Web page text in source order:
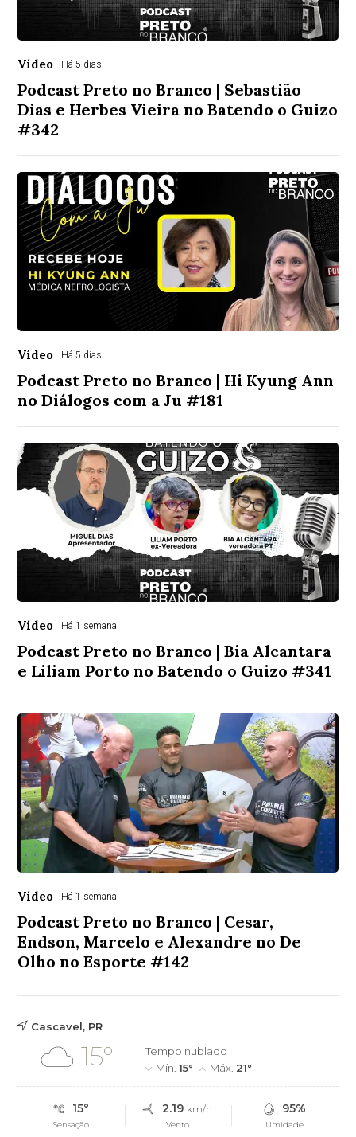
Vídeo Há 5 dias
Podcast Preto no Branco | Sebastião
Dias e Herbes Vieira no Batendo o Guizo
#342
Vídeo Há 5 dias
Podcast Preto no Branco | Hi Kyung Ann
no Diálogos com a Ju #181
Vídeo Há 1 semana
Podcast Preto no Branco | Bia Alcantara
e Liliam Porto no Batendo o Guizo #341
Vídeo Há 1 semana
Podcast Preto no Branco | Cesar,
Endson, Marcelo e Alexandre no De
Olho no Esporte #142
Cascavel, PR
15°
Tempo nublado
Mín.15° Máx. 21°
15°
Sensação
2.19 km/h
Vento
95%
Umidade